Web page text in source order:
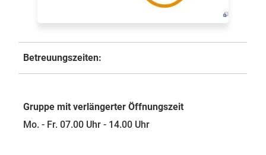
Betreuungszeiten:
Gruppe mit verlängerter Öffnungszeit
Mo. - Fr. 07.00 Uhr - 14.00 Uhr